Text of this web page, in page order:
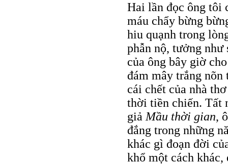
Hai lần đọc ông tôi
máu chẩy bừng
hiu quạnh trong
phẫn nộ, tưởng như
của ông bây giờ
đám mây trắng
cái chết của nhà
thời tiền chiến. Tất
giả Mầu thời gian,
đắng trong những
khác gì đoạn đời
khổ một cách khác,